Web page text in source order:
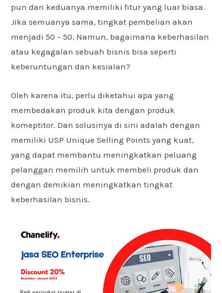
pun dari keduanya memiliki fitur yang luar biasa.
Jika semuanya sama, tingkat pembelian akan
menjadi 50 – 50. Namun, bagaimana keberhasilan
atau kegagalan sebuah bisnis bisa seperti
keberuntungan dan kesialan?
Oleh karena itu, perlu diketahui apa yang
membedakan produk kita dengan produk
komeptitor. Dan solusinya di sini adalah dengan
memiliki USP Unique Selling Points yang kuat,
yang dapat membantu meningkatkan peluang
pelanggan memilih untuk membeli produk dan
dengan demikian meningkatkan tingkat
keberhasilan bisnis.